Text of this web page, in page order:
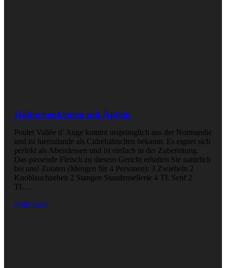
Hähnchenkeulen mit Äpfeln
Poulet Vallée d’ Auge kommt ursprünglich aus der Normandie
und ist hierzulande als Cidrehähnchen bekannt. Es eignet sich
perfekt als Abendessen und ist einfach in der Zubereitung.
Das passende Fleisch zu diesem Gericht erhalten Sie natürlich
bei uns! Zutaten (Mengen für 4 Personen): 3 Zwiebeln 2
Knoblauchzehen 2 Stangen Staudensellerie 4 TL Senf 2
TL…
mehr lesen